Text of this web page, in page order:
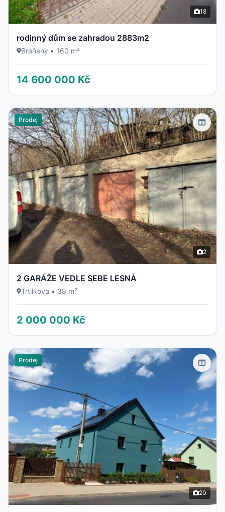
18
rodinný dům se zahradou 2883m2
Braňany • 160 m²
14 600 000 Kč
Prodej
2
2 GARÁŽE VEDLE SEBE LESNÁ
Trtilkova • 38 m²
2 000 000 Kč
Prodej
20